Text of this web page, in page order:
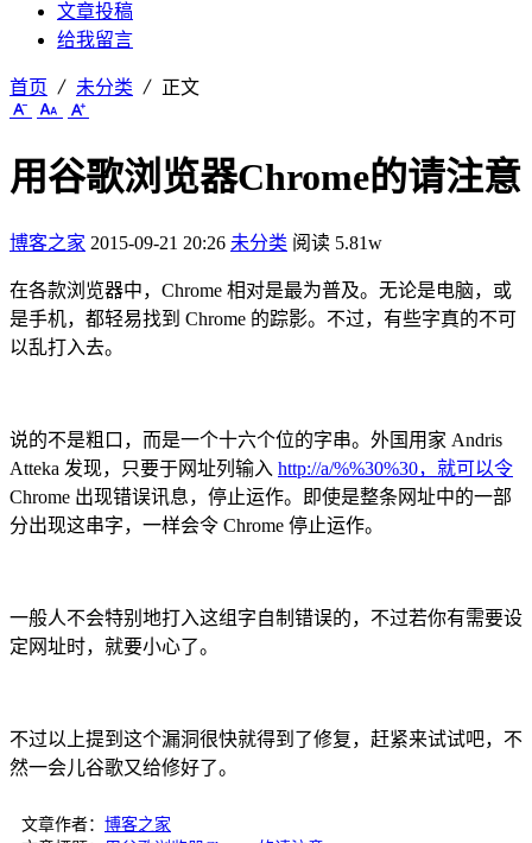
文章投稿
给我留言
首页 未分类 正文
用谷歌浏览器Chrome的请注意
博客之家 2015-09-21 20:26 未分类 阅读 5.81w
在各款浏览器中，Chrome 相对是最为普及。无论是电脑，或
是手机，都轻易找到 Chrome 的踪影。不过，有些字真的不可
以乱打入去。
说的不是粗口，而是一个十六个位的字串。外国用家 Andris
Atteka 发现，只要于网址列输入 http://a/%%30%30，就可以令
Chrome 出现错误讯息，停止运作。即使是整条网址中的一部
分出现这串字，一样会令 Chrome 停止运作。
一般人不会特别地打入这组字自制错误的，不过若你有需要设
定网址时，就要小心了。
不过以上提到这个漏洞很快就得到了修复，赶紧来试试吧，不
然一会儿谷歌又给修好了。
文章作者： 博客之家